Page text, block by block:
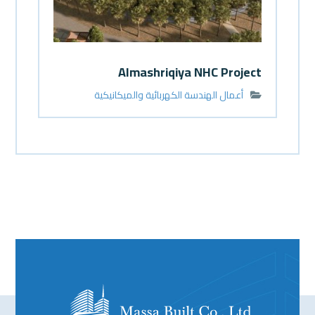
Almashriqiya NHC Project
أعمال الهندسة الكهربائية والميكانيكية